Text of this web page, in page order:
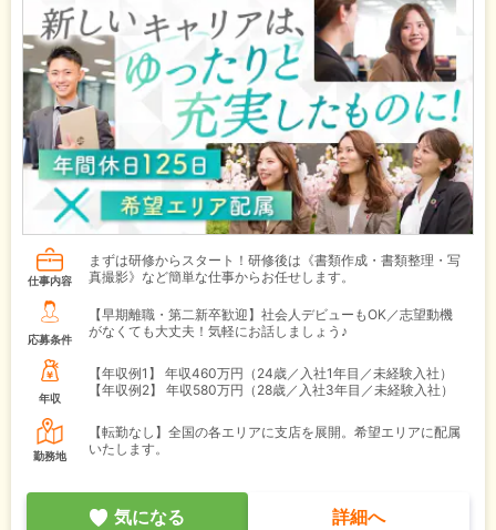
仕事内容
まずは研修からスタート！研修後は《書類作成・書類整理・写
真撮影》など簡単な仕事からお任せします。
応募条件
【早期離職・第二新卒歓迎】社会人デビューもOK／志望動機
がなくても大丈夫！気軽にお話しましょう♪
年収
【年収例1】
年収460万円（24歳／入社1年目／未経験入社）
【年収例2】
年収580万円（28歳／入社3年目／未経験入社）
勤務地
【転勤なし】全国の各エリアに支店を展開。希望エリアに配属
いたします。
気になる 詳細へ